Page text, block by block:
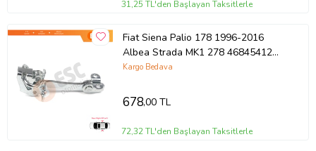
31,25 TL'den Başlayan Taksitlerle
Fiat Siena Palio 178 1996-2016
Albea Strada MK1 278 46845412
İçin Arka Sağ veya Sol Kapı Gergi
Kargo Bedava
678,00 TL
72,32 TL'den Başlayan Taksitlerle